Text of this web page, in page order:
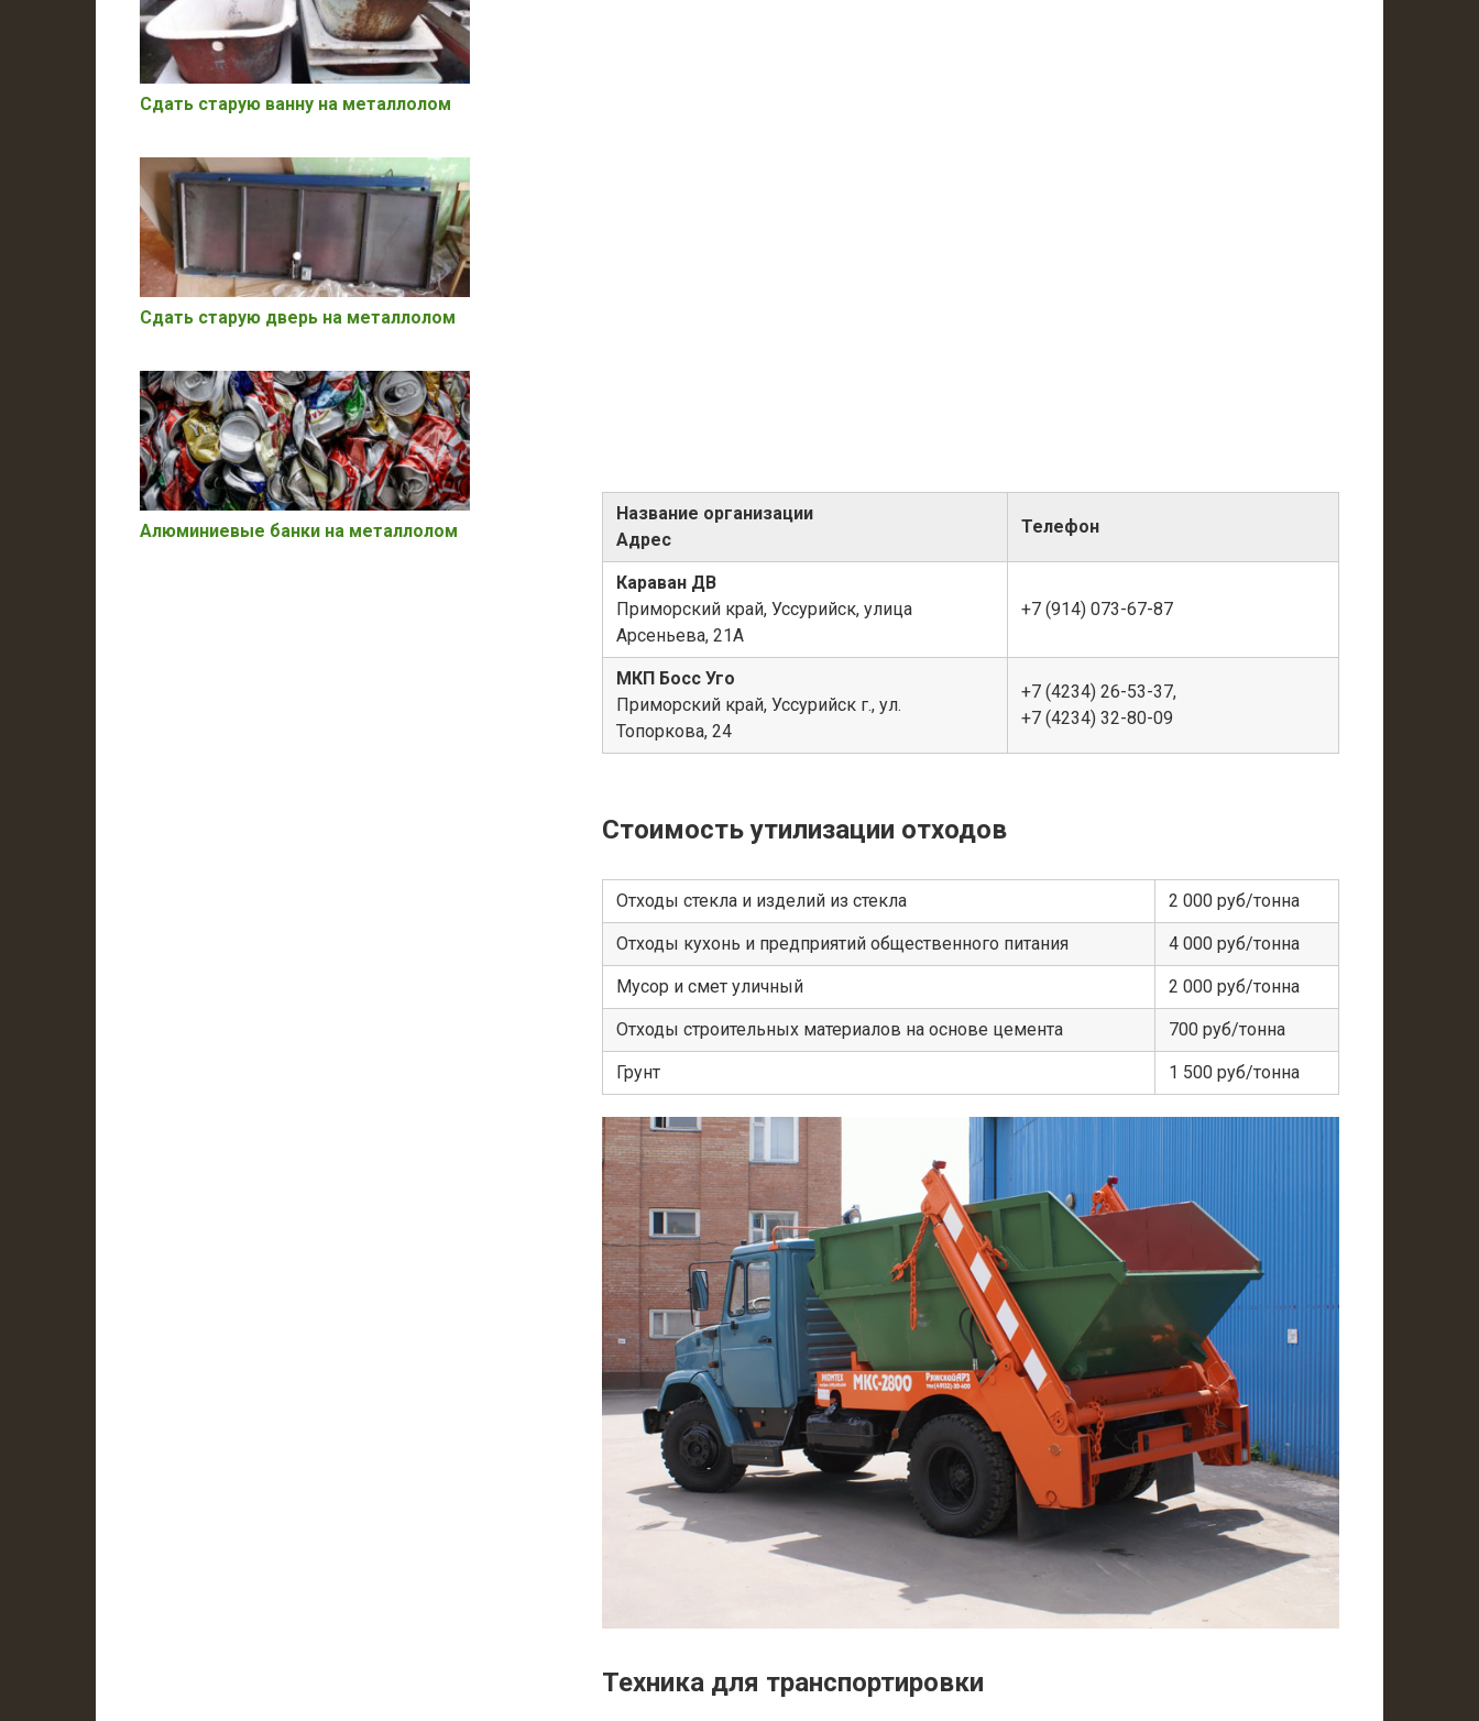
Название организации
Адрес
Телефон
Караван ДВ
Приморский край, Уссурийск, улица
Арсеньева, 21А
+7 (914) 073-67-87
МКП Босс Уго
Приморский край, Уссурийск г., ул.
Топоркова, 24
+7 (4234) 26-53-37,
+7 (4234) 32-80-09
Стоимость утилизации отходов
Отходы стекла и изделий из стекла 2 000 руб/тонна
Отходы кухонь и предприятий общественного питания 4 000 руб/тонна
Мусор и смет уличный 2 000 руб/тонна
Отходы строительных материалов на основе цемента 700 руб/тонна
Грунт 1 500 руб/тонна
Техника для транспортировки
Сдать старую ванну на металлолом
Сдать старую дверь на металлолом
Алюминиевые банки на металлолом